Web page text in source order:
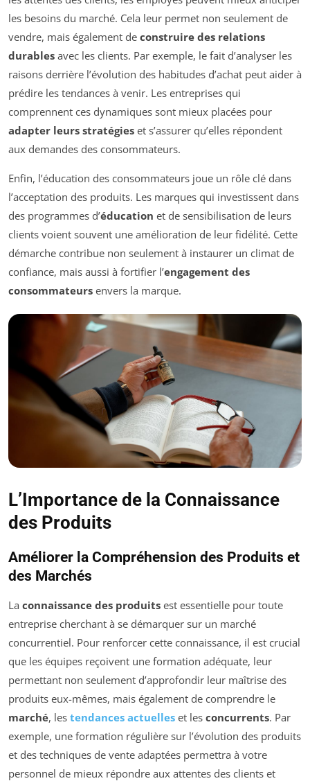
les besoins du marché. Cela leur permet non seulement de
vendre, mais également de construire des relations
durables avec les clients. Par exemple, le fait d’analyser les
raisons derrière l’évolution des habitudes d’achat peut aider à
prédire les tendances à venir. Les entreprises qui
comprennent ces dynamiques sont mieux placées pour
adapter leurs stratégies et s’assurer qu’elles répondent
aux demandes des consommateurs.
Enfin, l’éducation des consommateurs joue un rôle clé dans
l’acceptation des produits. Les marques qui investissent dans
des programmes d’éducation et de sensibilisation de leurs
clients voient souvent une amélioration de leur fidélité. Cette
démarche contribue non seulement à instaurer un climat de
confiance, mais aussi à fortifier l’engagement des
consommateurs envers la marque.
L’Importance de la Connaissance
des Produits
Améliorer la Compréhension des Produits et
des Marchés
La connaissance des produits est essentielle pour toute
entreprise cherchant à se démarquer sur un marché
concurrentiel. Pour renforcer cette connaissance, il est crucial
que les équipes reçoivent une formation adéquate, leur
permettant non seulement d’approfondir leur maîtrise des
produits eux-mêmes, mais également de comprendre le
marché, les tendances actuelles et les concurrents. Par
exemple, une formation régulière sur l’évolution des produits
et des techniques de vente adaptées permettra à votre
personnel de mieux répondre aux attentes des clients et